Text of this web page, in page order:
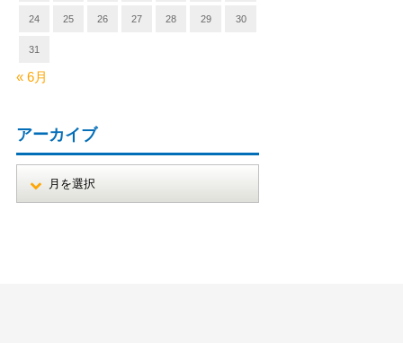
24 25 26 27 28 29 30
31
« 6月
アーカイブ